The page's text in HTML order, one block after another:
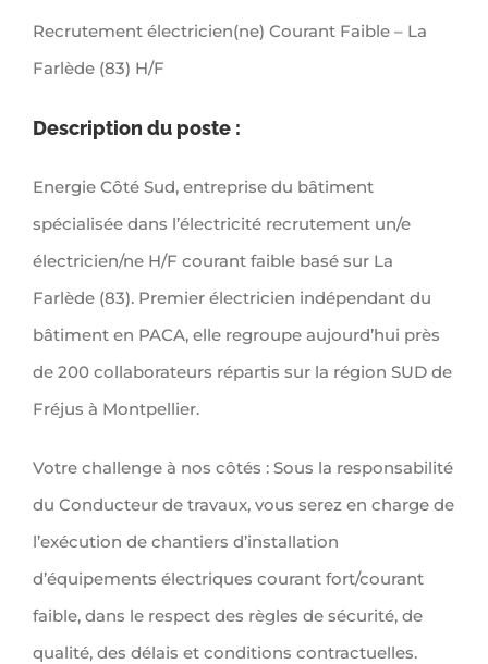
Recrutement électricien(ne) Courant Faible – La
Farlède (83) H/F
Description du poste :
Energie Côté Sud, entreprise du bâtiment
spécialisée dans l’électricité recrutement un/e
électricien/ne H/F courant faible basé sur La
Farlède (83). Premier électricien indépendant du
bâtiment en PACA, elle regroupe aujourd’hui près
de 200 collaborateurs répartis sur la région SUD de
Fréjus à Montpellier.
Votre challenge à nos côtés : Sous la responsabilité
du Conducteur de travaux, vous serez en charge de
l’exécution de chantiers d’installation
d’équipements électriques courant fort/courant
faible, dans le respect des règles de sécurité, de
qualité, des délais et conditions contractuelles.